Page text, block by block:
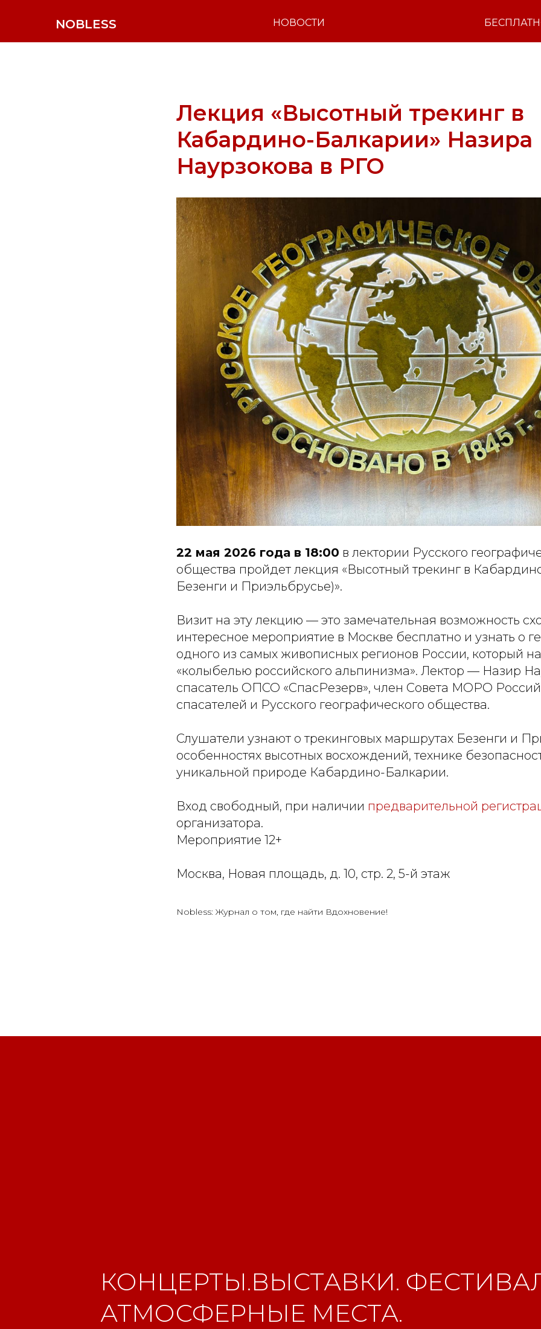
NOBLESS НОВОСТИ
Лекция «Высотный трекинг в
Кабардино-Балкарии» Назира
Наурзокова в РГО
22 мая 2026 года в 18:00 в лектории Русского
общества пройдет лекция «Высотный трекинг в
Безенги и Приэльбрусье)».
Визит на эту лекцию — это замечательная возможность
интересное мероприятие в Москве бесплатно и узнать о
одного из самых живописных регионов России, который
«колыбелью российского альпинизма». Лектор — Назир
спасатель ОПСО «СпасРезерв», член Совета МОРО
спасателей и Русского географического общества.
Слушатели узнают о трекинговых маршрутах Безенги и
особенностях высотных восхождений, технике
уникальной природе Кабардино-Балкарии.
Вход свободный, при наличии предварительной
организатора.
Мероприятие 12+
Москва, Новая площадь, д. 10, стр. 2, 5-й этаж
Nobless: Журнал о том, где найти Вдохновение!
КОНЦЕРТЫ.ВЫСТАВКИ.
АТМОСФЕРНЫЕ МЕСТА.